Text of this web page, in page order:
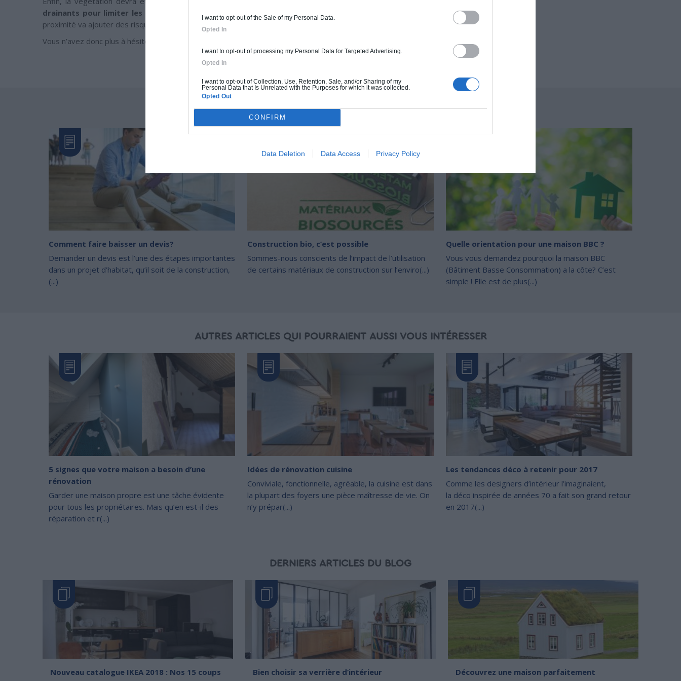
I want to opt-out of the Sale of my Personal Data.
Opted In
I want to opt-out of processing my Personal Data for Targeted Advertising.
Opted In
I want to opt-out of Collection, Use, Retention, Sale, and/or Sharing of my
Personal Data that Is Unrelated with the Purposes for which it was collected.
Opted Out
CONFIRM
Data Deletion Data Access Privacy Policy
drainants pour limiter les risques en cas de fortes périodes d’humidité. La présence de gros arbres à
proximité va ajouter des risques potentiels de fragilisation des roches et de fissures des matériaux.
Vous n’avez donc plus à hésiter, devenez un « early adopter » de la maison enterrée !
AUTRES ARTICLES SUR LE MÊME SUJET
Comment faire baisser un devis?
Demander un devis est l’une des étapes importantes
dans un projet d’habitat, qu’il soit de la construction,
(...)
Construction bio, c’est possible
Sommes-nous conscients de l’impact de l’utilisation
de certains matériaux de construction sur l’enviro(...)
Quelle orientation pour une maison BBC ?
Vous vous demandez pourquoi la maison BBC
(Bâtiment Basse Consommation) a la côte? C’est
simple ! Elle est de plus(...)
AUTRES ARTICLES QUI POURRAIENT AUSSI VOUS INTÉRESSER
5 signes que votre maison a besoin d’une
rénovation
Garder une maison propre est une tâche évidente
pour tous les propriétaires. Mais qu’en est-il des
réparation et r(...)
Idées de rénovation cuisine
Conviviale, fonctionnelle, agréable, la cuisine est dans
la plupart des foyers une pièce maîtresse de vie. On
n’y prépar(...)
Les tendances déco à retenir pour 2017
Comme les designers d’intérieur l’imaginaient,
la déco inspirée de années 70 a fait son grand retour
en 2017(...)
DERNIERS ARTICLES DU BLOG
Nouveau catalogue IKEA 2018 : Nos 15 coups
Bien choisir sa verrière d’intérieur
Découvrez une maison parfaitement